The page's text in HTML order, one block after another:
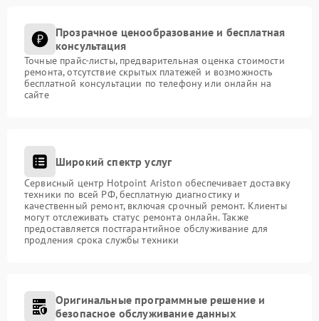
Прозрачное ценообразование и бесплатная
консультация
Точные прайс-листы, предварительная оценка стоимости
ремонта, отсутствие скрытых платежей и возможность
бесплатной консультации по телефону или онлайн на
сайте
Широкий спектр услуг
Сервисный центр Hotpoint Ariston обеспечивает доставку
техники по всей РФ, бесплатную диагностику и
качественный ремонт, включая срочный ремонт. Клиенты
могут отслеживать статус ремонта онлайн. Также
предоставляется постгарантийное обслуживание для
продления срока службы техники
Оригинальные программные решение и
безопасное обслуживание данных